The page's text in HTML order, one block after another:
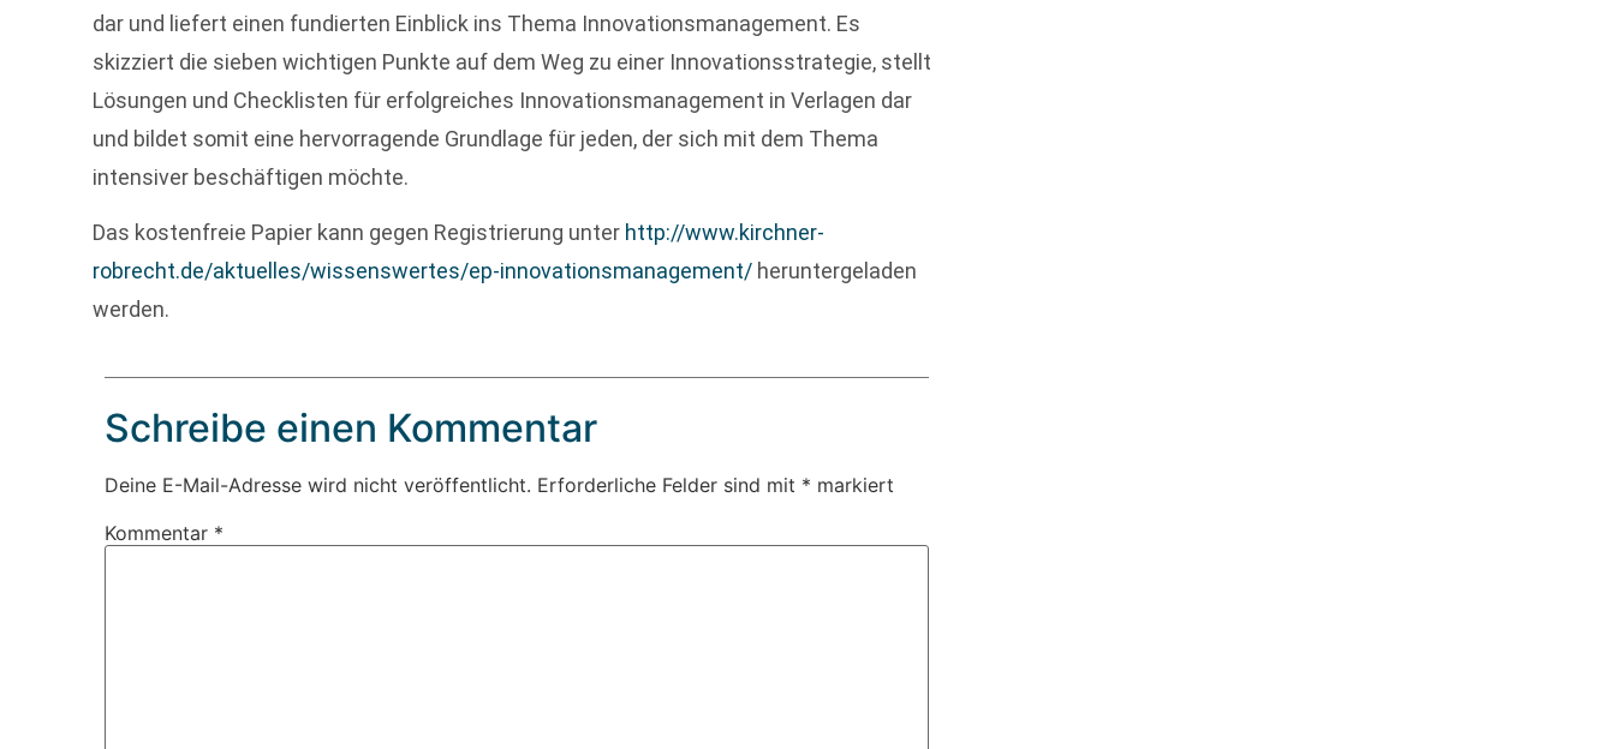
dar und liefert einen fundierten Einblick ins Thema Innovationsmanagement. Es
skizziert die sieben wichtigen Punkte auf dem Weg zu einer Innovationsstrategie, stellt
Lösungen und Checklisten für erfolgreiches Innovationsmanagement in Verlagen dar
und bildet somit eine hervorragende Grundlage für jeden, der sich mit dem Thema
intensiver beschäftigen möchte.
Das kostenfreie Papier kann gegen Registrierung unter http://www.kirchner-
robrecht.de/aktuelles/wissenswertes/ep-innovationsmanagement/ heruntergeladen
werden.
Schreibe einen Kommentar
Deine E-Mail-Adresse wird nicht veröffentlicht. Erforderliche Felder sind mit * markiert
Kommentar *